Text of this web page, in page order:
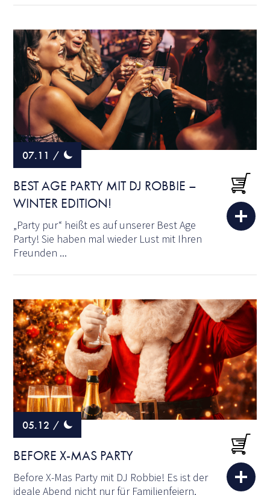
07.11 /
BEST AGE PARTY MIT DJ ROBBIE –
WINTER EDITION!
„Party pur“ heißt es auf unserer Best Age
Party! Sie haben mal wieder Lust mit Ihren
Freunden ...
05.12 /
BEFORE X-MAS PARTY
Before X-Mas Party mit DJ Robbie! Es ist der
ideale Abend nicht nur für Familienfeiern,